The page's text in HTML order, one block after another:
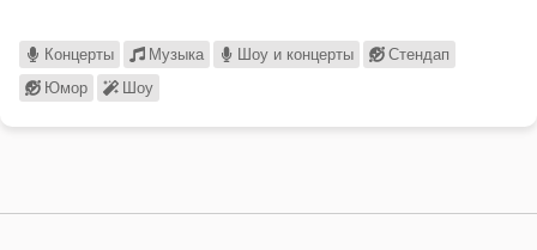
Концерты Музыка Шоу и концерты
Стендап
Юмор
Шоу